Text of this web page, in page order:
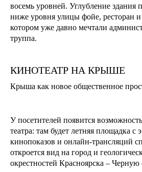
восемь уровней. Углубление здания
ниже уровня улицы фойе, ресторан
котором уже давно мечтали
труппа.
КИНОТЕАТР НА КРЫШЕ
Крыша как новое общественное
У посетителей появится
театра: там будет летняя площадка с
кинопоказов и онлайн-трансляций
откроется вид на город и
окрестностей Красноярска – Черную